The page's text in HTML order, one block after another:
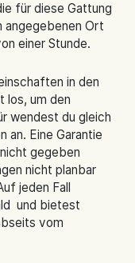
für diese Gattung
angegebenen Ort
einer Stunde.
in den
los, um den
wendest du gleich
an. Eine Garantie
gegeben
nicht planbar
jeden Fall
und bietest
vom